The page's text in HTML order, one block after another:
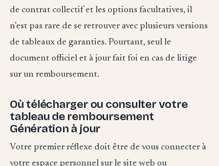
de contrat collectif et les options facultatives, il
n’est pas rare de se retrouver avec plusieurs versions
de tableaux de garanties. Pourtant, seul le
document officiel et à jour fait foi en cas de litige
sur un remboursement.
Où télécharger ou consulter votre
tableau de remboursement
Génération à jour
Votre premier réflexe doit être de vous connecter à
votre espace personnel sur le site web ou